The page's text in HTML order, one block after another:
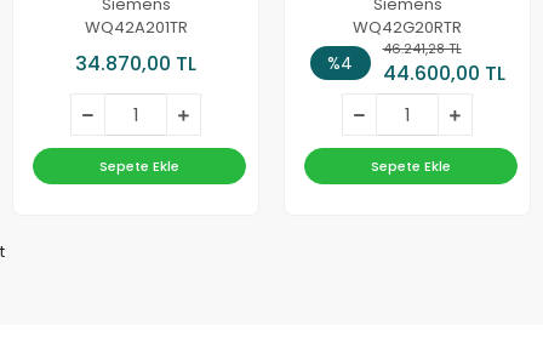
Siemens
WQ42A201TR
34.870,00 TL
Sepete Ekle
Siemens
WQ42G20RTR
%4
46.241,28 TL
44.600,00 TL
Sepete Ekle
t